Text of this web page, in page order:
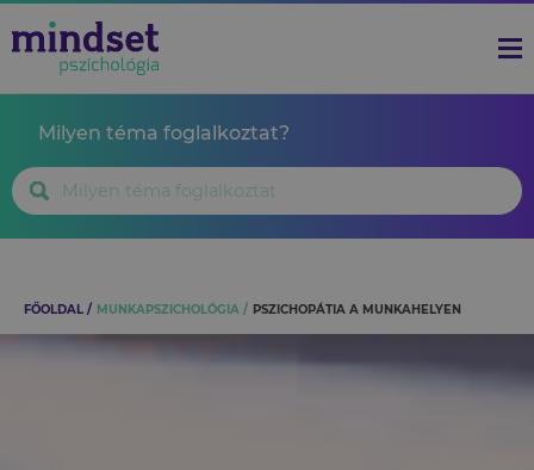
Milyen téma foglalkoztat?
FŐOLDAL MUNKAPSZICHOLÓGIA PSZICHOPÁTIA A MUNKAHELYEN